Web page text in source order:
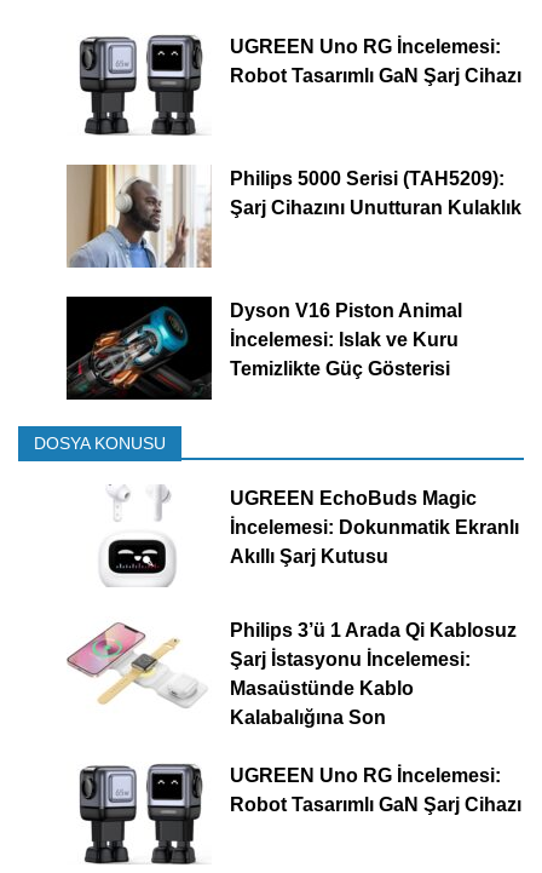
UGREEN Uno RG İncelemesi:
Robot Tasarımlı GaN Şarj Cihazı
Philips 5000 Serisi (TAH5209):
Şarj Cihazını Unutturan Kulaklık
Dyson V16 Piston Animal
İncelemesi: Islak ve Kuru
Temizlikte Güç Gösterisi
DOSYA KONUSU
UGREEN EchoBuds Magic
İncelemesi: Dokunmatik Ekranlı
Akıllı Şarj Kutusu
Philips 3’ü 1 Arada Qi Kablosuz
Şarj İstasyonu İncelemesi:
Masaüstünde Kablo
Kalabalığına Son
UGREEN Uno RG İncelemesi:
Robot Tasarımlı GaN Şarj Cihazı